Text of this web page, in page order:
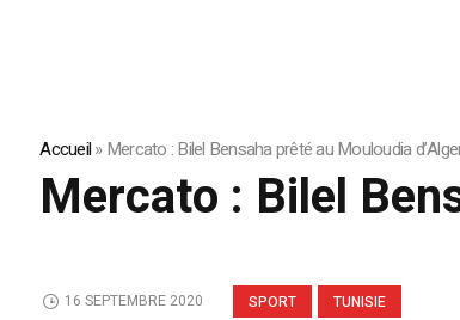
Accueil»Mercato : Bilel Bensaha prêté au Mouloudia
Mercato : Bilel
SPORT TUNISIE
16 SEPTEMBRE 2020